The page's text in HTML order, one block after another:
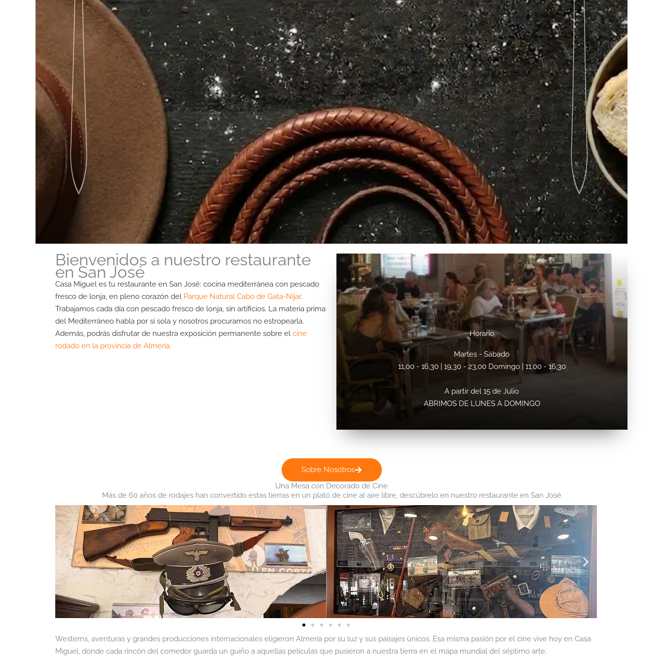
Bienvenidos a nuestro restaurante
en San José
Casa Miguel es tu restaurante en San José: cocina mediterránea con pescado
fresco de lonja, en pleno corazón del Parque Natural Cabo de Gata-Níjar.
Trabajamos cada día con pescado fresco de lonja, sin artificios. La materia prima
del Mediterráneo habla por sí sola y nosotros procuramos no estropearla.
Además, podrás disfrutar de nuestra exposición permanente sobre el cine
rodado en la provincia de Almería.
Horario
Martes - Sábado
11,00 - 16,30 | 19,30 - 23,00 Domingo | 11,00 - 16,30
A partir del 15 de Julio
ABRIMOS DE LUNES A DOMINGO
Sobre Nosotros
Una Mesa con Decorado de Cine
Más de 60 años de rodajes han convertido estas tierras en un plató de cine al aire libre, descúbrelo en nuestro restaurante en San José
Westerns, aventuras y grandes producciones internacionales eligieron Almería por su luz y sus paisajes únicos. Esa misma pasión por el cine vive hoy en Casa
Miguel, donde cada rincón del comedor guarda un guiño a aquellas películas que pusieron a nuestra tierra en el mapa mundial del séptimo arte.